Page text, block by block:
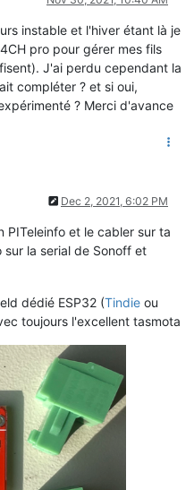
instable et l'hiver étant là je
pro pour gérer mes fils
J'ai perdu cependant la
compléter ? et si oui,
? Merci d'avance
Dec 2, 2021, 6:02 PM
PITeleinfo et le cabler sur ta
la serial de Sonoff et
dédié ESP32 (Tindie ou
toujours l'excellent tasmota